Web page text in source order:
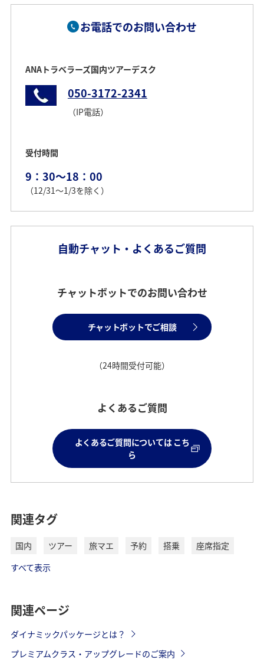
お電話でのお問い合わせ
ANAトラベラーズ国内ツアーデスク
050-3172-2341
（IP電話）
受付時間
9：30～18：00
（12/31～1/3を除く）
自動チャット・よくあるご質問
チャットボットでのお問い合わせ
チャットボットでご相談
（24時間受付可能）
よくあるご質問
よくあるご質問については こち
ら
関連タグ
国内 ツアー 旅マエ 予約 搭乗
座席指定
すべて表示
関連ページ
ダイナミックパッケージとは？
プレミアムクラス・アップグレードのご案内